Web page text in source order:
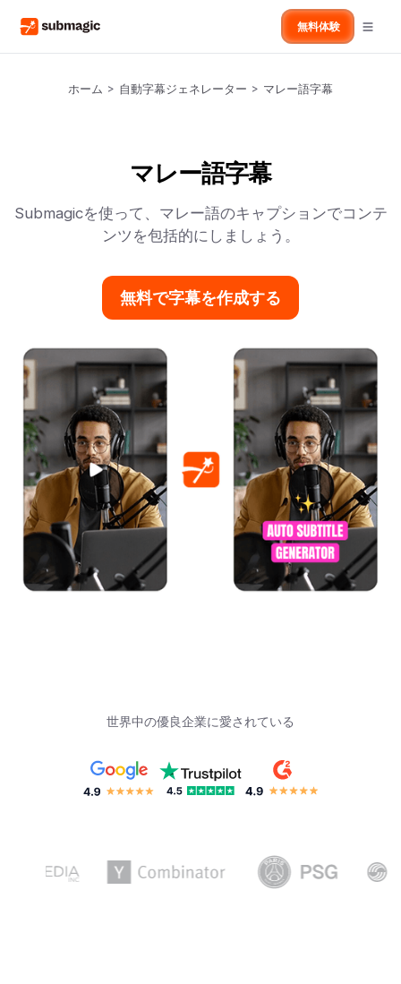
無料体験
ホーム > 自動字幕ジェネレーター > マレー語字幕
マレー語字幕
Submagicを使って、マレー語のキャプションでコンテ
ンツを包括的にしましょう。
無料で字幕を作成する
世界中の優良企業に愛されている